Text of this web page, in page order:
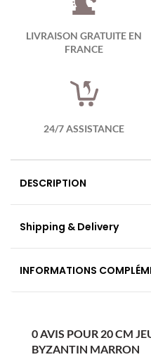
LIVRAISON GRATUITE EN
FRANCE
24/7 ASSISTANCE
DESCRIPTION
Shipping & Delivery
INFORMATIONS
0 AVIS POUR 20 CM
BYZANTIN MARRON